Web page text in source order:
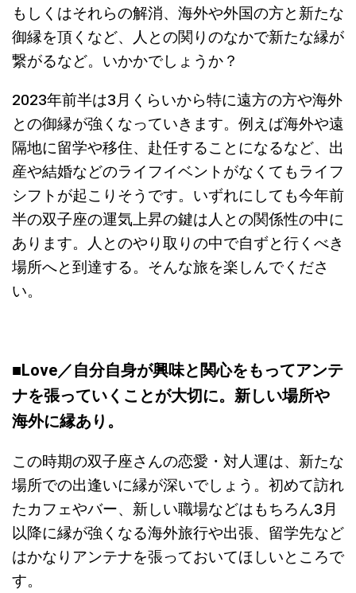
もしくはそれらの解消、海外や外国の方と新たな
御縁を頂くなど、人との関りのなかで新たな縁が
繋がるなど。いかかでしょうか？
2023年前半は3月くらいから特に遠方の方や海外
との御縁が強くなっていきます。例えば海外や遠
隔地に留学や移住、赴任することになるなど、出
産や結婚などのライフイベントがなくてもライフ
シフトが起こりそうです。いずれにしても今年前
半の双子座の運気上昇の鍵は人との関係性の中に
あります。人とのやり取りの中で自ずと行くべき
場所へと到達する。そんな旅を楽しんでくださ
い。
■Love／自分自身が興味と関心をもってアンテ
ナを張っていくことが大切に。新しい場所や
海外に縁あり。
この時期の双子座さんの恋愛・対人運は、新たな
場所での出逢いに縁が深いでしょう。初めて訪れ
たカフェやバー、新しい職場などはもちろん3月
以降に縁が強くなる海外旅行や出張、留学先など
はかなりアンテナを張っておいてほしいところで
す。